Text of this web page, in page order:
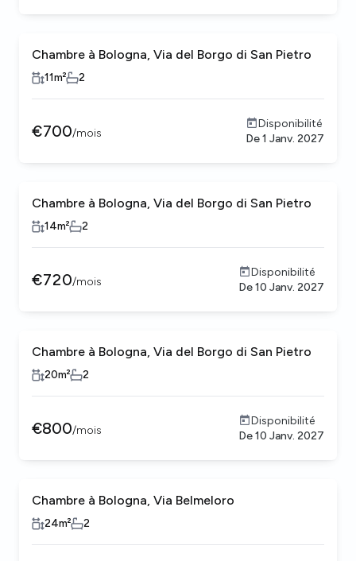
Chambre à Bologna, Via del Borgo di San Pietro
11m² 2
€700/mois
Disponibilité
De1 Janv. 2027
Chambre à Bologna, Via del Borgo di San Pietro
14m² 2
€720/mois
Disponibilité
De10 Janv. 2027
Chambre à Bologna, Via del Borgo di San Pietro
20m² 2
€800/mois
Disponibilité
De10 Janv. 2027
Chambre à Bologna, Via Belmeloro
24m² 2